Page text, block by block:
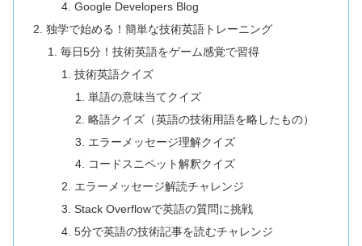
Google Developers Blog
独学で始める！簡単な技術英語トレーニング
毎日5分！技術英語をゲーム感覚で習得
技術英語クイズ
単語の意味当てクイズ
略語クイズ（英語の技術用語を略したもの）
エラーメッセージ理解クイズ
コードスニペット解釈クイズ
エラーメッセージ解読チャレンジ
Stack Overflowで英語の質問に挑戦
5分で英語の技術記事を読むチャレンジ